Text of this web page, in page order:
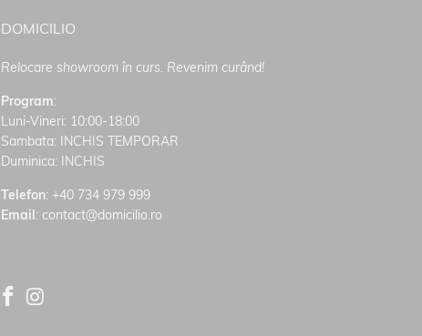
DOMICILIO
Relocare showroom în curs. Revenim curând!
Program:
Luni-Vineri: 10:00-18:00
Sambata: INCHIS TEMPORAR
Duminica: INCHIS
Telefon: +40 734 979 999
Email: contact@domicilio.ro